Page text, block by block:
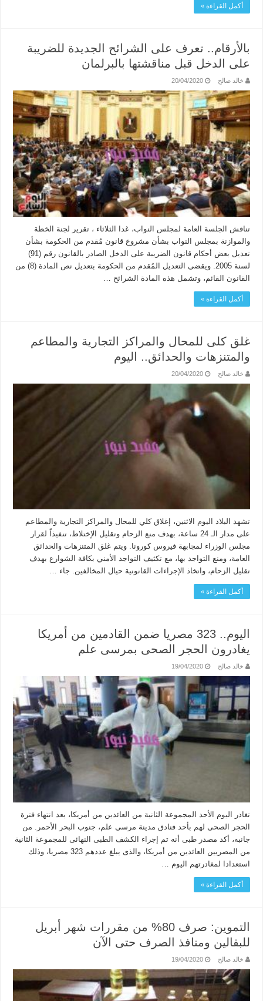
أكمل القراءة »
بالأرقام.. تعرف على الشرائح الجديدة للضريبة
على الدخل قبل مناقشتها بالبرلمان
خالد صالح 20/04/2020
تناقش الجلسة العامة لمجلس النواب، غدا الثلاثاء ، تقرير لجنة الخطة
والموازنة بمجلس النواب بشأن مشروع قانون مُقدم من الحكومة بشأن
تعديل بعض أحكام قانون الضريبة على الدخل الصادر بالقانون رقم (91)
لسنة 2005. ويقضى التعديل المُقدم من الحكومة بتعديل نص المادة (8) من
القانون القائم، وتشمل هذه المادة الشرائح …
أكمل القراءة »
غلق كلى للمحال والمراكز التجارية والمطاعم
والمتنزهات والحدائق.. اليوم
خالد صالح 20/04/2020
تشهد البلاد اليوم الاثنين، إغلاق كلي للمحال والمراكز التجارية والمطاعم
على مدار الـ 24 ساعة، بهدف منع الزحام وتقليل الإختلاط، تنفيذاً لقرار
مجلس الوزراء لمجابهة فيروس كورونا. ويتم غلق المتنزهات والحدائق
العامة، ومنع التواجد بها، مع تكثيف التواجد الأمني بكافة الشوارع بهدف
تقليل الزحام، واتخاذ الإجراءات القانونية حيال المخالفين. جاء …
أكمل القراءة »
اليوم.. 323 مصريا ضمن القادمين من أمريكا
يغادرون الحجر الصحى بمرسى علم
خالد صالح 19/04/2020
تغادر اليوم الأحد المجموعة الثانية من العائدين من أمريكا، بعد انتهاء فترة
الحجر الصحى لهم بأحد فنادق مدينة مرسى علم، جنوب البحر الأحمر. من
جانبه، أكد مصدر طبى أنه تم إجراء الكشف الطبى النهائى للمجموعة الثانية
من المصريين العائدين من أمريكا، والذى يبلغ عددهم 323 مصريا، وذلك
استعدادا لمغادرتهم اليوم …
أكمل القراءة »
التموين: صرف 80% من مقررات شهر أبريل
للبقالين ومنافذ الصرف حتى الآن
خالد صالح 19/04/2020